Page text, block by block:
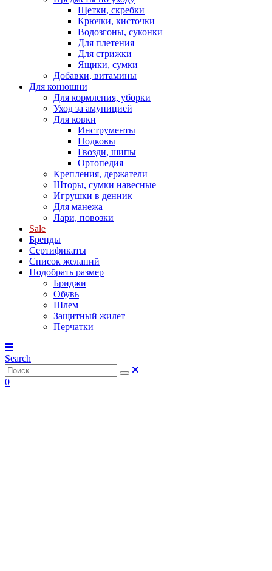
Щетки, скребки
Крючки, кисточки
Водозгоны, суконки
Для плетения
Для стрижки
Ящики, сумки
Добавки, витамины
Для конюшни
Для кормления, уборки
Уход за амуницией
Для ковки
Инструменты
Подковы
Гвозди, шипы
Ортопедия
Крепления, держатели
Шторы, сумки навесные
Игрушки в денник
Для манежа
Лари, повозки
Sale
Бренды
Сертификаты
Список желаний
Подобрать размер
Бриджи
Обувь
Шлем
Защитный жилет
Перчатки
Search
0